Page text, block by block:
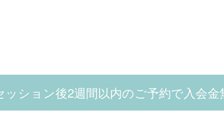
ッション後2週間以内のご予約で入会金